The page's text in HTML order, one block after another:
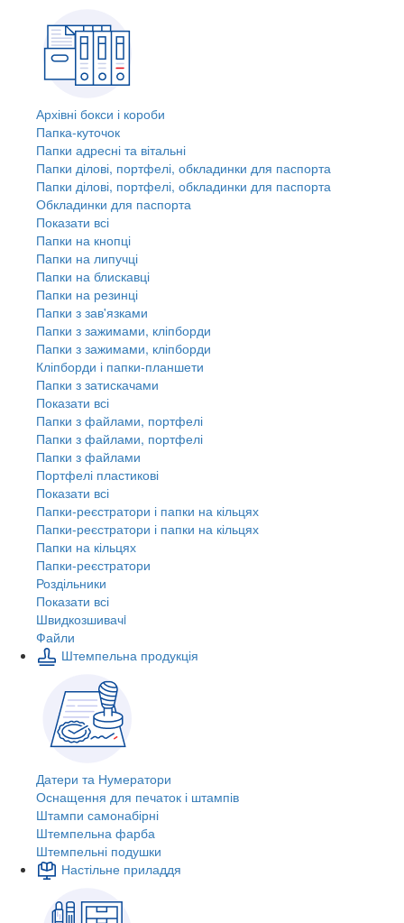
Архівні бокси і короби
Папка-куточок
Папки адресні та вітальні
Папки ділові, портфелі, обкладинки для паспорта
Папки ділові, портфелі, обкладинки для паспорта
Обкладинки для паспорта
Показати всі
Папки на кнопці
Папки на липучці
Папки на блискавці
Папки на резинці
Папки з зав'язками
Папки з зажимами, кліпборди
Папки з зажимами, кліпборди
Кліпборди і папки-планшети
Папки з затискачами
Показати всі
Папки з файлами, портфелі
Папки з файлами, портфелі
Папки з файлами
Портфелі пластикові
Показати всі
Папки-реєстратори і папки на кільцях
Папки-реєстратори і папки на кільцях
Папки на кільцях
Папки-реєстратори
Роздільники
Показати всі
Швидкозшивачi
Файли
Штемпельна продукція
Датери та Нумератори
Оснащення для печаток і штампів
Штампи самонабірні
Штемпельна фарба
Штемпельні подушки
Настільне приладдя